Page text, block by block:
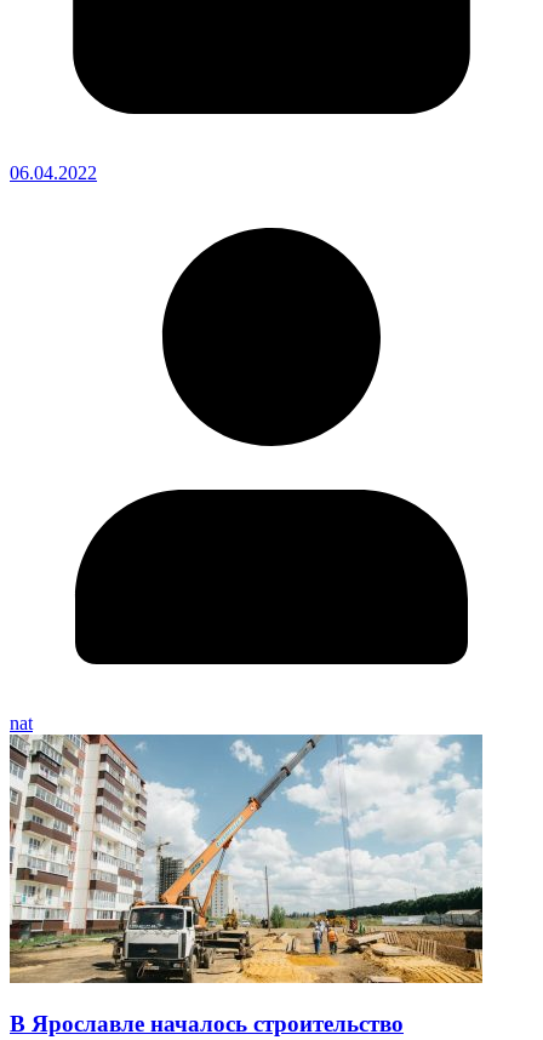
06.04.2022
nat
В Ярославле началось строительство